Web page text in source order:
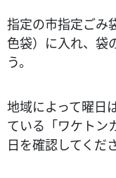
指定の市指定ごみ
色袋）に入れ、袋
う​。
地域によって曜日
ている「ワケトン
日を確認してくだ